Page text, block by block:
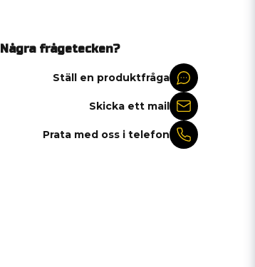
Några frågetecken?
Ställ en produktfråga
Skicka ett mail
Prata med oss i telefon